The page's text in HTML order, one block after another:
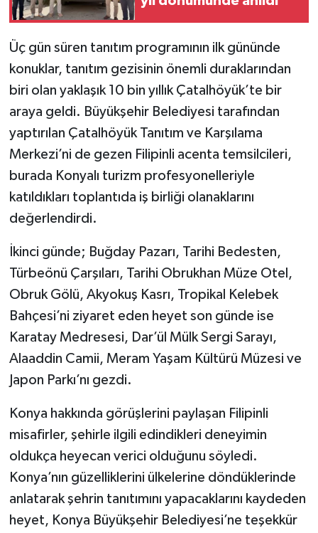
Üç gün süren tanıtım programının ilk gününde
konuklar, tanıtım gezisinin önemli duraklarından
biri olan yaklaşık 10 bin yıllık Çatalhöyük’te bir
araya geldi. Büyükşehir Belediyesi tarafından
yaptırılan Çatalhöyük Tanıtım ve Karşılama
Merkezi’ni de gezen Filipinli acenta temsilcileri,
burada Konyalı turizm profesyonelleriyle
katıldıkları toplantıda iş birliği olanaklarını
değerlendirdi.
İkinci günde; Buğday Pazarı, Tarihi Bedesten,
Türbeönü Çarşıları, Tarihi Obrukhan Müze Otel,
Obruk Gölü, Akyokuş Kasrı, Tropikal Kelebek
Bahçesi’ni ziyaret eden heyet son günde ise
Karatay Medresesi, Dar’ül Mülk Sergi Sarayı,
Alaaddin Camii, Meram Yaşam Kültürü Müzesi ve
Japon Parkı’nı gezdi.
Konya hakkında görüşlerini paylaşan Filipinli
misafirler, şehirle ilgili edindikleri deneyimin
oldukça heyecan verici olduğunu söyledi.
Konya’nın güzelliklerini ülkelerine döndüklerinde
anlatarak şehrin tanıtımını yapacaklarını kaydeden
heyet, Konya Büyükşehir Belediyesi’ne teşekkür